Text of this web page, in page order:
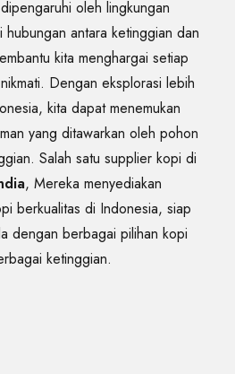
oleh lingkungan
hubungan antara ketinggian dan
kita menghargai setiap
Dengan eksplorasi lebih
kita dapat menemukan
yang ditawarkan oleh pohon
Salah satu supplier kopi di
, Mereka menyediakan
berkualitas di Indonesia, siap
dengan berbagai pilihan kopi
ketinggian.